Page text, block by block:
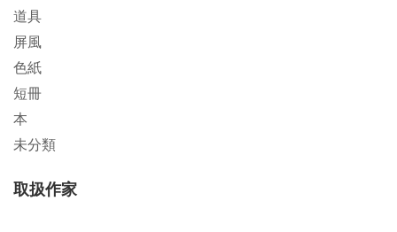
道具
屏風
色紙
短冊
本
未分類
取扱作家